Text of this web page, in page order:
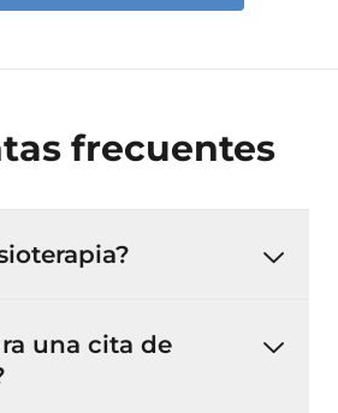
frecuentes
una cita de